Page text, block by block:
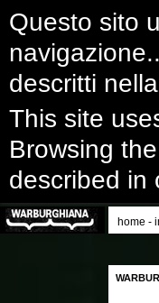
Questo sito
descritti
This site
Browsing
described in
home -